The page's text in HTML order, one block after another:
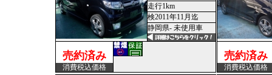
走行1km
検2011年11月迄
静岡県- 未使用車
売約済み
消費税込価格
売約済み
消費税込価格